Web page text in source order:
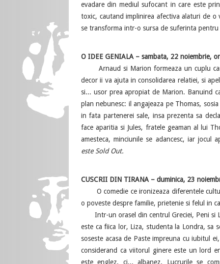
evadare din mediul sufocant in care este
toxic, cautand implinirea afectiva alaturi de o
se transforma intr-o sursa de suferinta
O IDEE GENIALA – sambata, 22 noiembrie,
Arnaud si Marion formeaza un cuplu
decor ii va ajuta in consolidarea relatiei, si
si... usor prea apropiat de Marion. Banuind
plan nebunesc: il angajeaza pe Thomas,
in fata partenerei sale, insa prezenta sa
face aparitia si Jules, fratele geaman al lui
amesteca, minciunile se adancesc, iar
este Sold Out.
CUSCRII DIN TIRANA – duminica, 23
O comedie ce ironizeaza diferentele
o poveste despre familie, prietenie si felul in
Intr-un orasel din centrul Greciei, Peni si
este ca fiica lor, Liza, studenta la Londra, sa
soseste acasa de Paste impreuna cu iubitul
considerand ca viitorul ginere este un lord
este englez, ci... albanez. Lucrurile se